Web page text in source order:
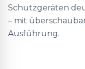
Schutzgeräten
– mit
Ausführung.